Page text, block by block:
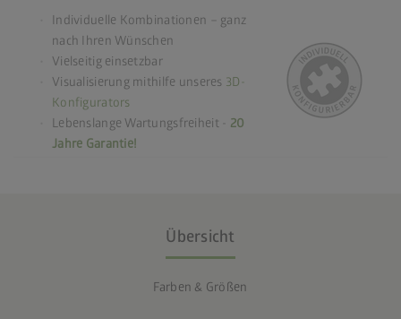
Individuelle Kombinationen – ganz
nach Ihren Wünschen
Vielseitig einsetzbar
Visualisierung mithilfe unseres 3D-
Konfigurators
Lebenslange Wartungsfreiheit - 20
Jahre Garantie!
Übersicht
Farben & Größen